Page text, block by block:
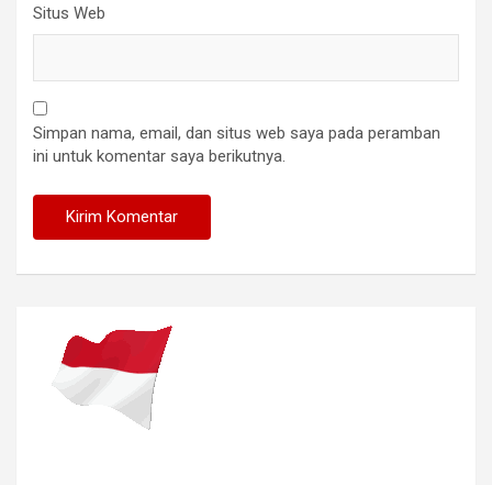
Situs Web
Simpan nama, email, dan situs web saya pada peramban
ini untuk komentar saya berikutnya.